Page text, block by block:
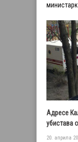
Адресе
убистава
20. априла